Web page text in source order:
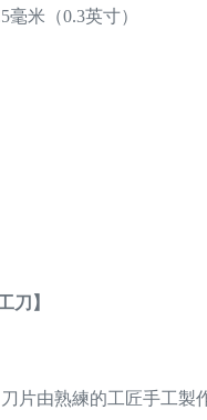
米（0.3英寸）
刀】
片由熟練的工匠手工製